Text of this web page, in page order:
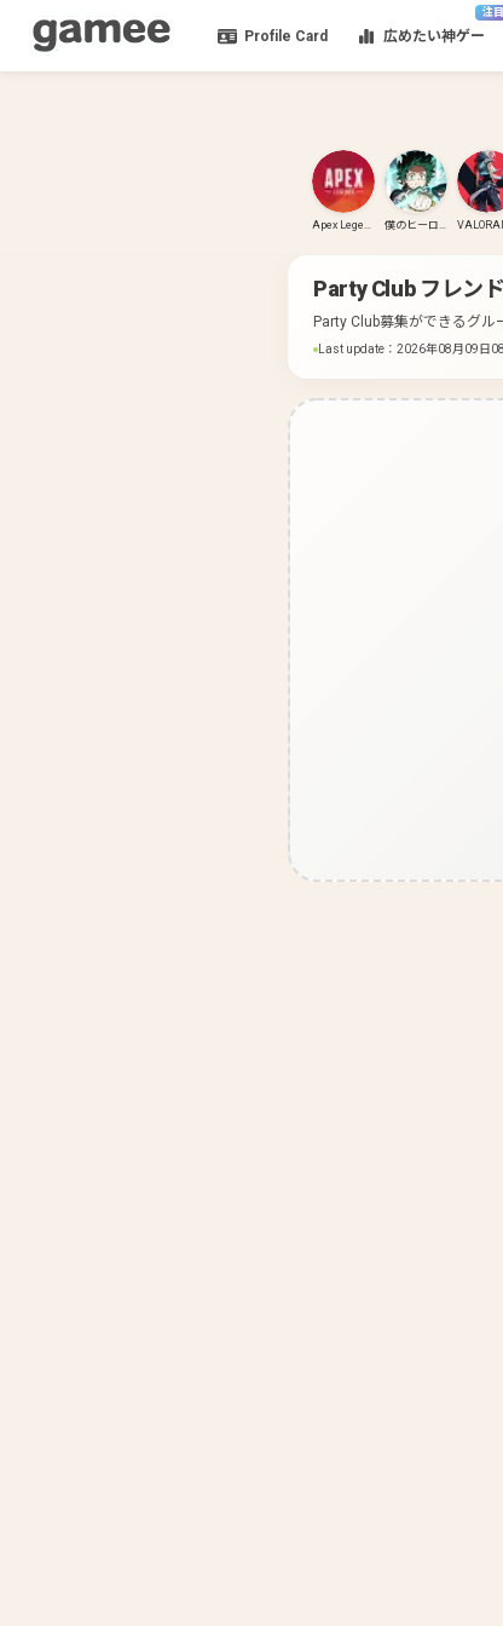
Profile Card
注目
広めたい神ゲー
Apex Legends 僕のヒーローアカデミア ULTRA RUMBLE
Party Clubフレン
Party Club募集ができるグル
Last update ： 2026年08月09日